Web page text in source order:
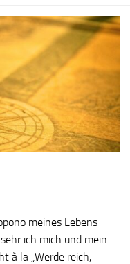
meines Lebens
ich mich und mein
à la „Werde reich,